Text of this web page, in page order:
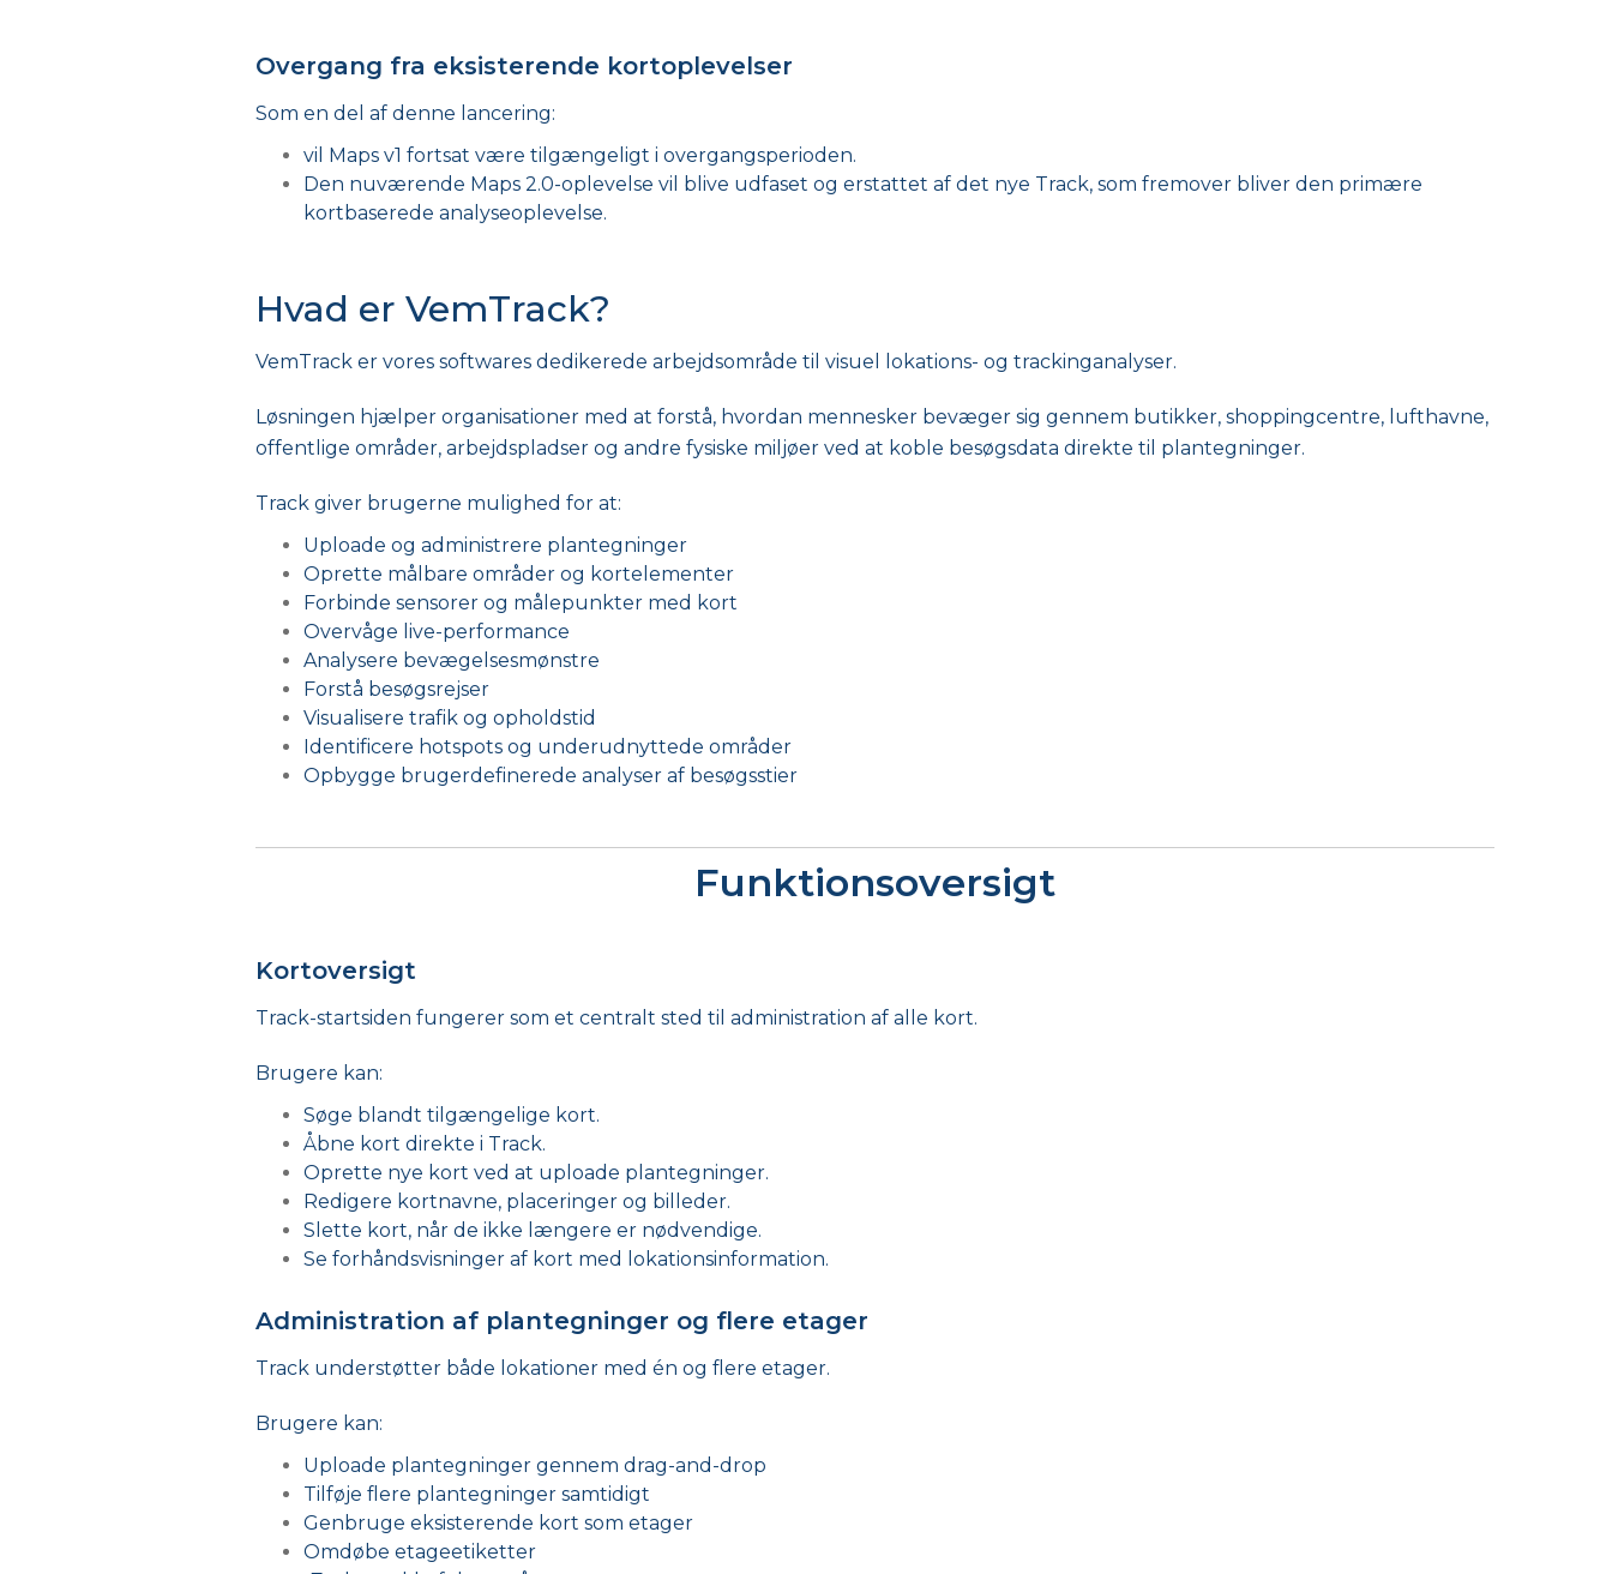
Overgang fra eksisterende kortoplevelser
Som en del af denne lancering:
vil Maps v1 fortsat være tilgængeligt i overgangsperioden.
Den nuværende Maps 2.0-oplevelse vil blive udfaset og erstattet af det nye Track, som fremover bliver den primære
kortbaserede analyseoplevelse.
Hvad er VemTrack?
VemTrack er vores softwares dedikerede arbejdsområde til visuel lokations- og trackinganalyser.
Løsningen hjælper organisationer med at forstå, hvordan mennesker bevæger sig gennem butikker, shoppingcentre, lufthavne,
offentlige områder, arbejdspladser og andre fysiske miljøer ved at koble besøgsdata direkte til plantegninger.
Track giver brugerne mulighed for at:
Uploade og administrere plantegninger
Oprette målbare områder og kortelementer
Forbinde sensorer og målepunkter med kort
Overvåge live-performance
Analysere bevægelsesmønstre
Forstå besøgsrejser
Visualisere trafik og opholdstid
Identificere hotspots og underudnyttede områder
Opbygge brugerdefinerede analyser af besøgsstier
Funktionsoversigt
Kortoversigt
Track-startsiden fungerer som et centralt sted til administration af alle kort.
Brugere kan:
Søge blandt tilgængelige kort.
Åbne kort direkte i Track.
Oprette nye kort ved at uploade plantegninger.
Redigere kortnavne, placeringer og billeder.
Slette kort, når de ikke længere er nødvendige.
Se forhåndsvisninger af kort med lokationsinformation.
Administration af plantegninger og flere etager
Track understøtter både lokationer med én og flere etager.
Brugere kan:
Uploade plantegninger gennem drag-and-drop
Tilføje flere plantegninger samtidigt
Genbruge eksisterende kort som etager
Omdøbe etageetiketter